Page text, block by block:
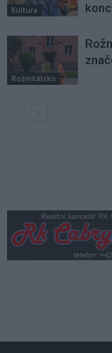
Kultura
Rožmitálsko